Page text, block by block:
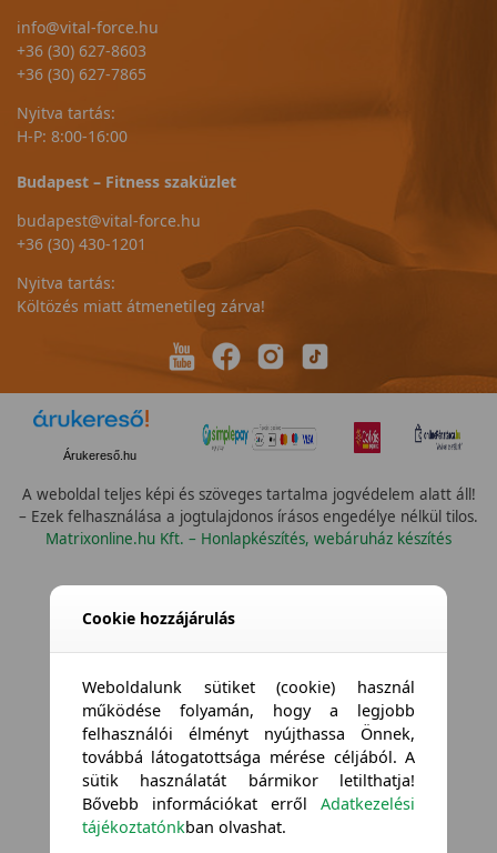
info@vital-force.hu
+36 (30) 627-8603
+36 (30) 627-7865
Nyitva tartás:
H-P: 8:00-16:00
Budapest – Fitness szaküzlet
budapest@vital-force.hu
+36 (30) 430-1201
Nyitva tartás:
Költözés miatt átmenetileg zárva!
Árukereső.hu
A weboldal teljes képi és szöveges tartalma jogvédelem alatt áll!
– Ezek felhasználása a jogtulajdonos írásos engedélye nélkül tilos.
Matrixonline.hu Kft. – Honlapkészítés, webáruház készítés
Cookie hozzájárulás
Weboldalunk sütiket (cookie) használ
működése folyamán, hogy a legjobb
felhasználói élményt nyújthassa Önnek,
továbbá látogatottsága mérése céljából. A
sütik használatát bármikor letilthatja!
Bővebb információkat errőlAdatkezelési
tájékoztatónkban olvashat.